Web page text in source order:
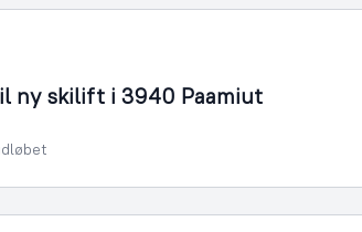
ny skilift i 3940 Paamiut